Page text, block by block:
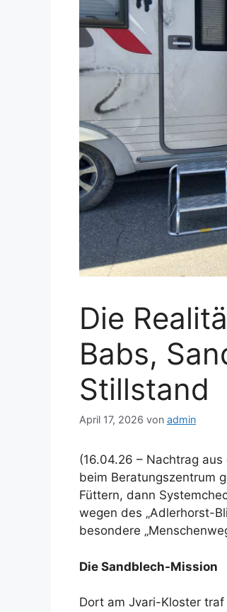
Die
Babs,
Stillstand
April 17, 2026 von admin
(16.04.26 – Nachtrag
beim Beratungszentrum
Füttern, dann
wegen des „Adlerhorst-
besondere
Die Sandblech-Mission
Dort am Jvari-Kloster